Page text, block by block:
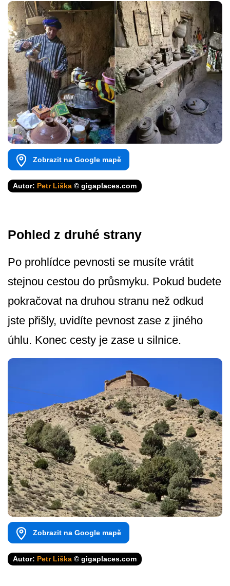
Zobrazit na Google mapě
Autor: Petr Liška © gigaplaces.com
Pohled z druhé strany
Po prohlídce pevnosti se musíte vrátit
stejnou cestou do průsmyku. Pokud budete
pokračovat na druhou stranu než odkud
jste přišly, uvidíte pevnost zase z jiného
úhlu. Konec cesty je zase u silnice.
Zobrazit na Google mapě
Autor: Petr Liška © gigaplaces.com